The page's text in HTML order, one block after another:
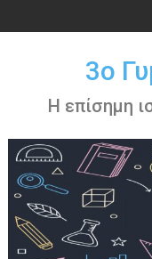
στο
3ο
Η επίσημη